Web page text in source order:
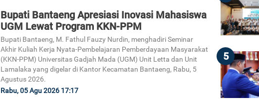
Bupati Bantaeng Apresiasi Inovasi Mahasiswa
UGM Lewat Program KKN-PPM
Bupati Bantaeng, M. Fathul Fauzy Nurdin, menghadiri Seminar
Akhir Kuliah Kerja Nyata-Pembelajaran Pemberdayaan Masyarakat
(KKN-PPM) Universitas Gadjah Mada (UGM) Unit Letta dan Unit
Lamalaka yang digelar di Kantor Kecamatan Bantaeng, Rabu, 5
Agustus 2026.
Rabu, 05 Agu 2026 17:17
5